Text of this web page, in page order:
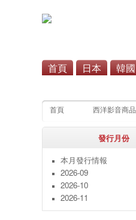
首頁 日本 韓國
首頁 西洋影音商品
發行月份
本月發行情報
2026-09
2026-10
2026-11